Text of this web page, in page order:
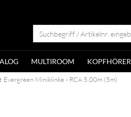
MULTIROOM KOPFHÖRER
Evergreen Miniklinke - RCA 5,00m (5m)